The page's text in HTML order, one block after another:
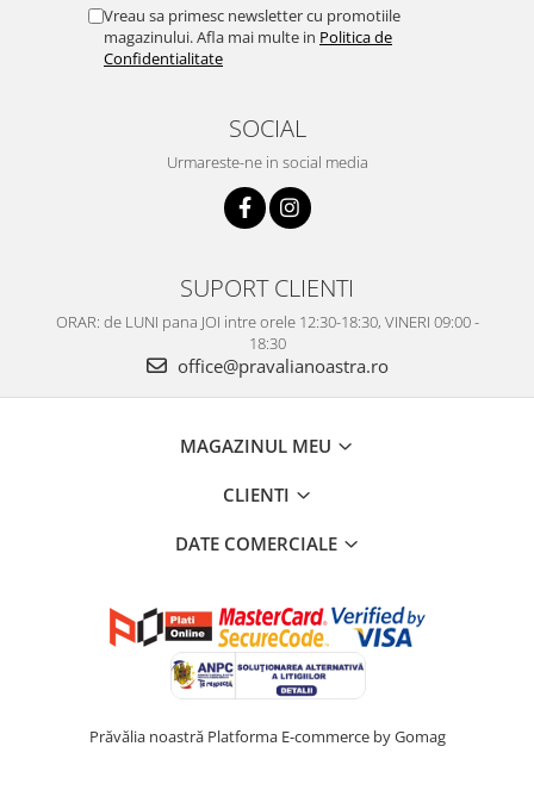
Vreau sa primesc newsletter cu promotiile
magazinului. Afla mai multe in Politica de
Confidentialitate
SOCIAL
Urmareste-ne in social media
SUPORT CLIENTI
ORAR: de LUNI pana JOI intre orele 12:30-18:30, VINERI 09:00 -
18:30
office@pravalianoastra.ro
MAGAZINUL MEU
CLIENTI
DATE COMERCIALE
Prăvălia noastră Platforma E-commerce by Gomag